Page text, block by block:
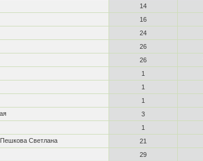
14
16
24
26
26
1
1
1
3
1
Светлана 21
29